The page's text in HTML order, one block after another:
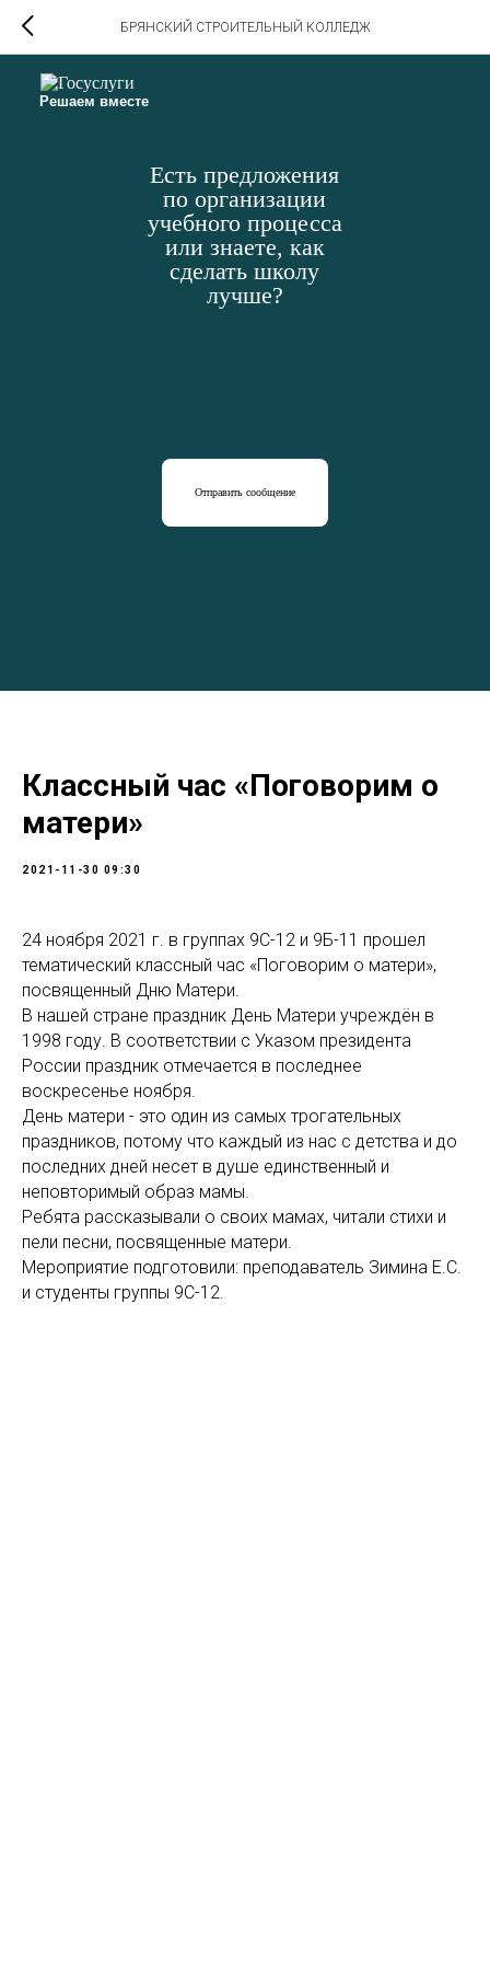
Решаем вместе
Есть предложения
по организации
учебного процесса
или знаете, как
сделать школу
лучше?
Отправить сообщение
БРЯНСКИЙ СТРОИТЕЛЬНЫЙ КОЛЛЕДЖ
Классный час «Поговорим о
матери»
2021-11-30 09:30
24 ноября 2021 г. в группах 9С-12 и 9Б-11 прошел
тематический классный час «Поговорим о матери»,
посвященный Дню Матери.
В нашей стране праздник День Матери учреждён в
1998 году. В соответствии с Указом президента
России праздник отмечается в последнее
воскресенье ноября.
День матери - это один из самых трогательных
праздников, потому что каждый из нас с детства и до
последних дней несет в душе единственный и
неповторимый образ мамы.
Ребята рассказывали о своих мамах, читали стихи и
пели песни, посвященные матери.
Мероприятие подготовили: преподаватель Зимина Е.С.
и студенты группы 9С-12.